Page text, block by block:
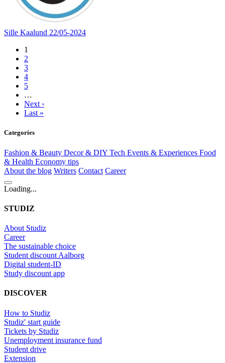
Sille Kaalund 22/05-2024
1
2
3
4
5
…
Next ›
Last »
Categories
Fashion & Beauty Decor & DIY Tech Events & Experiences Food
& Health Economy tips
About the blog Writers Contact Career
Loading...
STUDIZ
About Studiz
Career
The sustainable choice
Student discount Aalborg
Digital student-ID
Study discount app
DISCOVER
How to Studiz
Studiz' start guide
Tickets by Studiz
Unemployment insurance fund
Student drive
Extension